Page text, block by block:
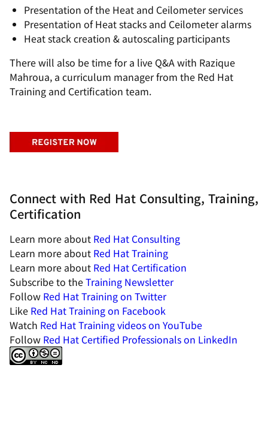
Presentation of the Heat and Ceilometer services
Presentation of Heat stacks and Ceilometer alarms
Heat stack creation & autoscaling participants
There will also be time for a live Q&A with Razique
Mahroua, a curriculum manager from the Red Hat
Training and Certification team.
Connect with Red Hat Consulting, Training,
Certification
Learn more about Red Hat Consulting
Learn more about Red Hat Training
Learn more about Red Hat Certification
Subscribe to theTraining Newsletter
Follow Red Hat Training on Twitter
Like Red Hat Training on Facebook
Watch Red Hat Training videos on YouTube
Follow Red Hat Certified Professionals on LinkedIn